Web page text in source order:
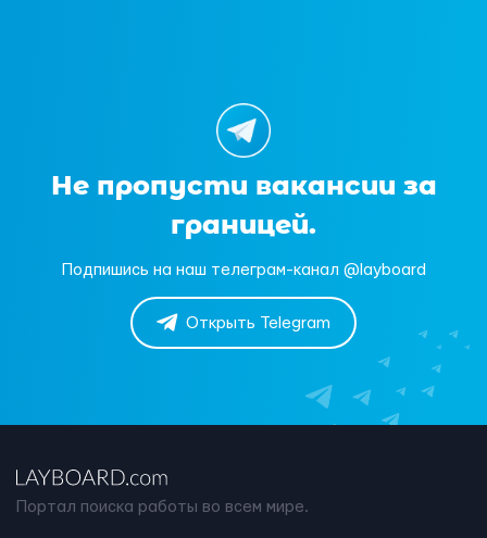
Не пропусти вакансии за
границей.
Подпишись на наш телеграм-канал @layboard
Открыть Telegram
Портал поиска работы во всем мире.